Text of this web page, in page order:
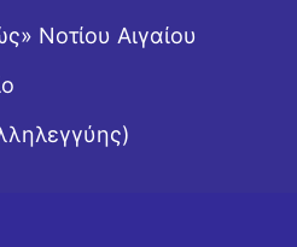
Νοτίου Αιγαίου